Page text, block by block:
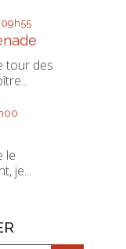
09h55
tour des
le
je...